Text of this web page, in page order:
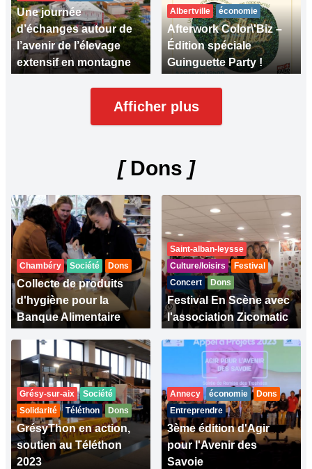
Une journée
d’échanges autour de
l’avenir de l’élevage
extensif en montagne
Albertville économie
Afterwork Color\'Biz –
Édition spéciale
Guinguette Party !
Afficher plus
[Dons ]
Chambéry Société Dons
Collecte de produits
d'hygiène pour la
Banque Alimentaire
Saint-alban-leysse
Culture/loisirs
Festival
Concert
Dons
Festival En Scène avec
l'association Zicomatic
Grésy-sur-aix
Société
Solidarité
Téléthon Dons
GrésyThon en action,
soutien au Téléthon
2023
Annecy économie
Dons
Entreprendre
3ème édition d'Agir
pour l'Avenir des
Savoie